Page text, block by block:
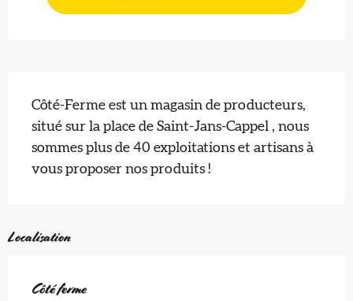
Côté-Ferme est un magasin de producteurs,
situé sur la place de Saint-Jans-Cappel , nous
sommes plus de 40 exploitations et artisans à
vous proposer nos produits !
Localisation
Côté ferme